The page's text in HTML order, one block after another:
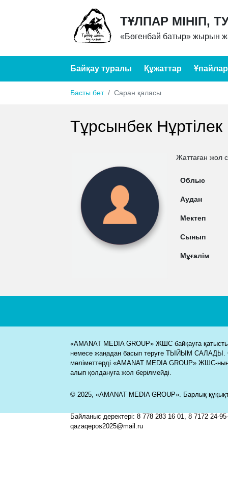
ТҰЛПАР МІНІП,
«Бөгенбай батыр» жырын
Байқау туралы Құжаттар Ұпайлар
Басты бет Саран қаласы
Тұрсынбек Нұртілек
Жаттаған жол
Облыс
Аудан
Мектеп
Сынып
Мұғалім
«AMANAT MEDIA GROUP» ЖШС байқауға қатысты
немесе жаңадан басып теруге ТЫЙЫМ САЛАДЫ.
мәліметтерді «AMANAT MEDIA GROUP» ЖШС-
алып қолдануға жол берілмейді.
© 2025, «AMANAT MEDIA GROUP». Барлық
Байланыс деректері: 8 778 283 16 01, 8 7172 24-
qazaqepos2025@mail.ru